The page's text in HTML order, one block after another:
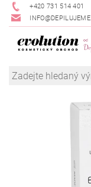
+420 731 514 401